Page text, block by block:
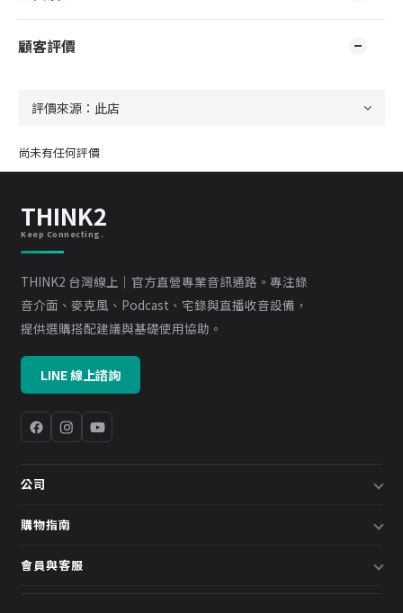
顧客評價
尚未有任何評價
THINK2
Keep Connecting.
THINK2 台灣線上｜官方直營專業音訊通路。專注錄
音介面、麥克風、Podcast、宅錄與直播收音設備，
提供選購搭配建議與基礎使用協助。
LINE 線上諮詢
公司
關於我們
預約諮詢
購物指南
配送說明
會員與客服
會員中心